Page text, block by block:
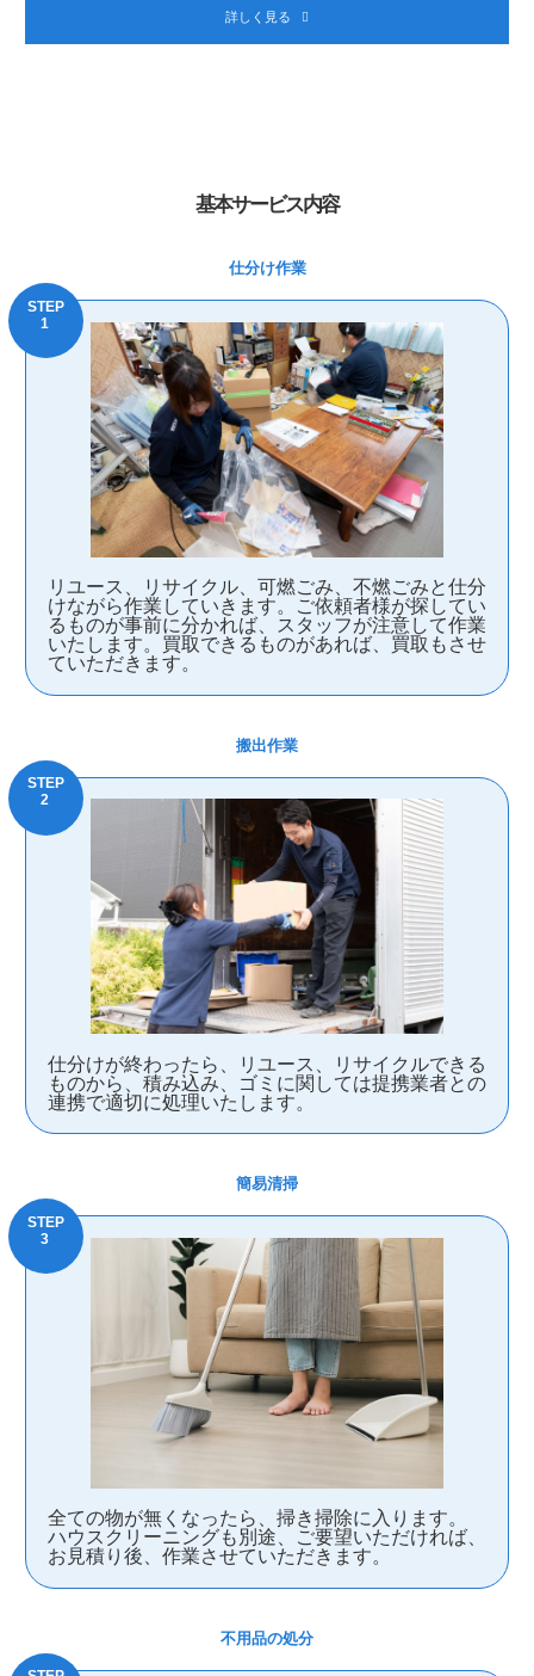
詳しく見る
基本サービス内容
仕分け作業
リユース、リサイクル、可燃ごみ、不燃ごみと仕分
けながら作業していきます。ご依頼者様が探してい
るものが事前に分かれば、スタッフが注意して作業
いたします。買取できるものがあれば、買取もさせ
ていただきます。
搬出作業
仕分けが終わったら、リユース、リサイクルできる
ものから、積み込み、ゴミに関しては提携業者との
連携で適切に処理いたします。
簡易清掃
全ての物が無くなったら、掃き掃除に入ります。
ハウスクリーニングも別途、ご要望いただければ、
お見積り後、作業させていただきます。
不用品の処分